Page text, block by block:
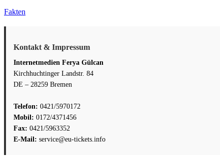
Fakten
Kontakt & Impressum
Internetmedien Ferya Gülcan
Kirchhuchtinger Landstr. 84
DE – 28259 Bremen
Telefon: 0421/5970172
Mobil: 0172/4371456
Fax: 0421/5963352
E-Mail: service@eu-tickets.info